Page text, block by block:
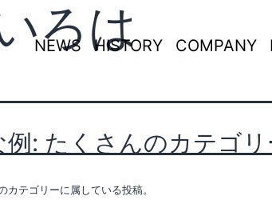
NEWS HISTORY COMPANY
ろは
例: たくさんのカテゴリ
カテゴリーに属している投稿。